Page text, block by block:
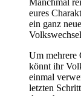
Manchmal
eures
ein ganz
Um mehrere
könnt ihr
einmal
letzten